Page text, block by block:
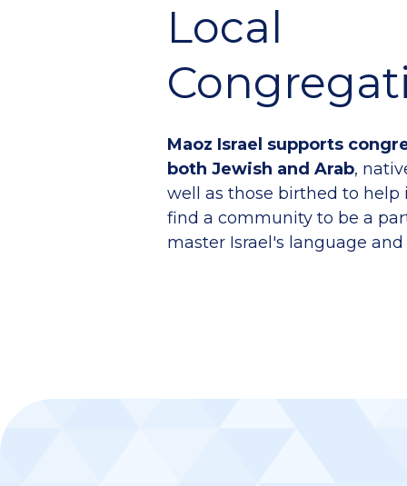
Local
Maoz Israel supports
both Jewish and Arab,
well as those birthed to
find a community to be a
master Israel's language